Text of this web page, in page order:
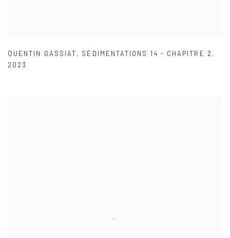
QUENTIN GASSIAT, SÉDIMENTATIONS 14 - CHAPITRE 2,
2023